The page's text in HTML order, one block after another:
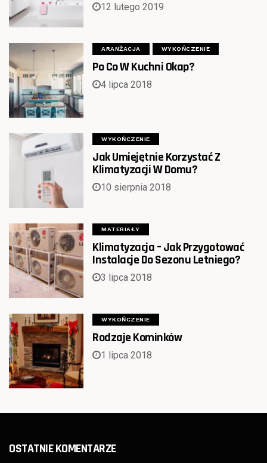
12 lutego 2019
ARANŻACJA WYKOŃCZENIE
Po Co W Kuchni Okap?
4 lipca 2018
WYKOŃCZENIE
Jak Umiejętnie Korzystać Z
Klimatyzacji W Domu?
10 sierpnia 2018
MATERIAŁY
Klimatyzacja – Jak Przygotować
Instalacje Do Sezonu Letniego?
3 lipca 2018
WYKOŃCZENIE
Rodzaje Kominków
1 lipca 2018
OSTATNIE KOMENTARZE